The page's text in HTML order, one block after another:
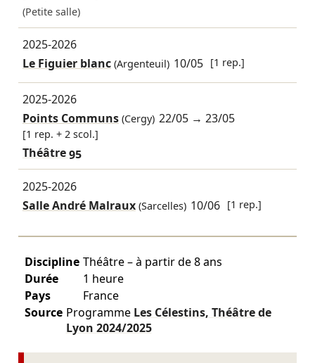
(Petite salle)
2025-2026
Le Figuier blanc(Argenteuil) 10/05 [1 rep.]
2025-2026
Points Communs(Cergy) 22/05 →23/05
[1 rep. + 2 scol.]
Théâtre 95
2025-2026
Salle André Malraux(Sarcelles) 10/06 [1 rep.]
Discipline Théâtre – à partir de 8 ans
Durée
1 heure
Pays
France
Source Programme Les Célestins, Théâtre de
Lyon 2024/2025